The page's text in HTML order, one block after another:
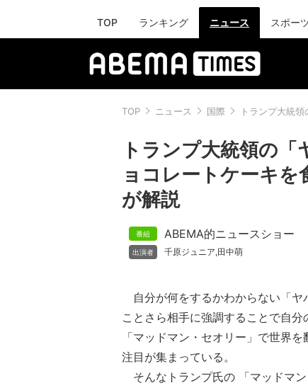
TOP ランキング ニュース スポー
TOP ニュース 国際 トランプ大統
トランプ大統領の
ョコレートケーキ
が解説
ABEMA的ニュースショー
千原ジュニア,田中萌
自分が何をするかわからない「ヤ
ことさら相手に強調することで自
「マッドマン・セオリー」で世界
注目が集まっている。
そんなトランプ氏の 「マッドマ